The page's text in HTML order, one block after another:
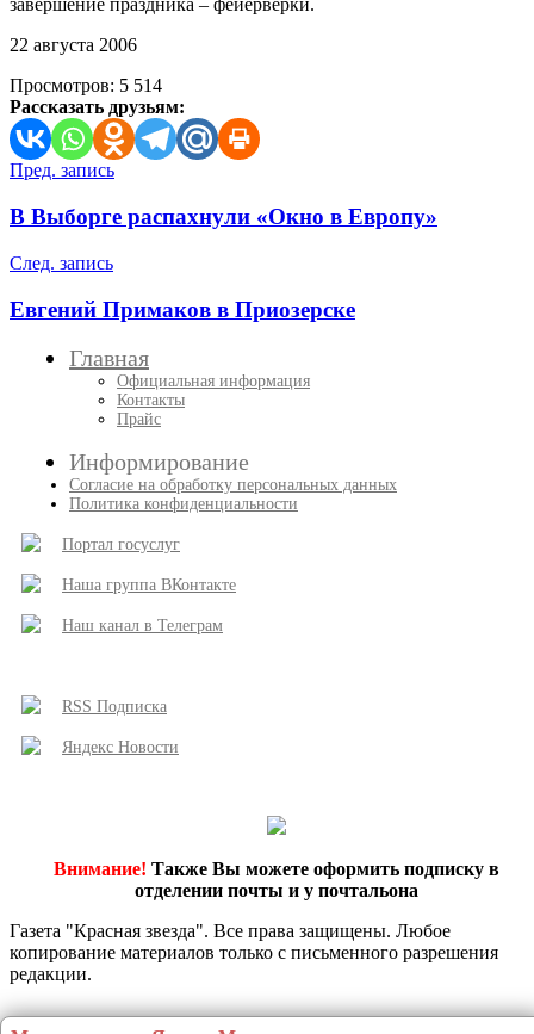
завершение праздника – фейерверки.
22 августа 2006
Просмотров: 5 514
Рассказать друзьям:
Навигация
по
записям
Пред. запись
В Выборге распахнули «Окно в Европу»
След. запись
Евгений Примаков в Приозерске
Главная
Официальная информация
Контакты
Прайс
Информирование
Согласие на обработку персональных данных
Политика конфиденциальности
Портал госуслуг
Наша группа ВКонтакте
Наш канал в Телеграм
RSS Подписка
Яндекс Новости
Внимание! Также Вы можете оформить подписку в
отделении почты и у почтальона
Газета "Красная звезда". Все права защищены. Любое
копирование материалов только с письменного разрешения
редакции.
Этот сайт использует сервис веб-аналитики Яндекс Метрика, предоставляемый компанией ООО «ЯНДЕКС», 119021, Россия, Москва, ул. Л. Толстого, 16 (далее